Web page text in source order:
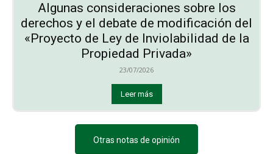
Algunas consideraciones sobre los
derechos y el debate de modificación del
«Proyecto de Ley de Inviolabilidad de la
Propiedad Privada»
23/07/2026
Leer más
Otras notas de opinión